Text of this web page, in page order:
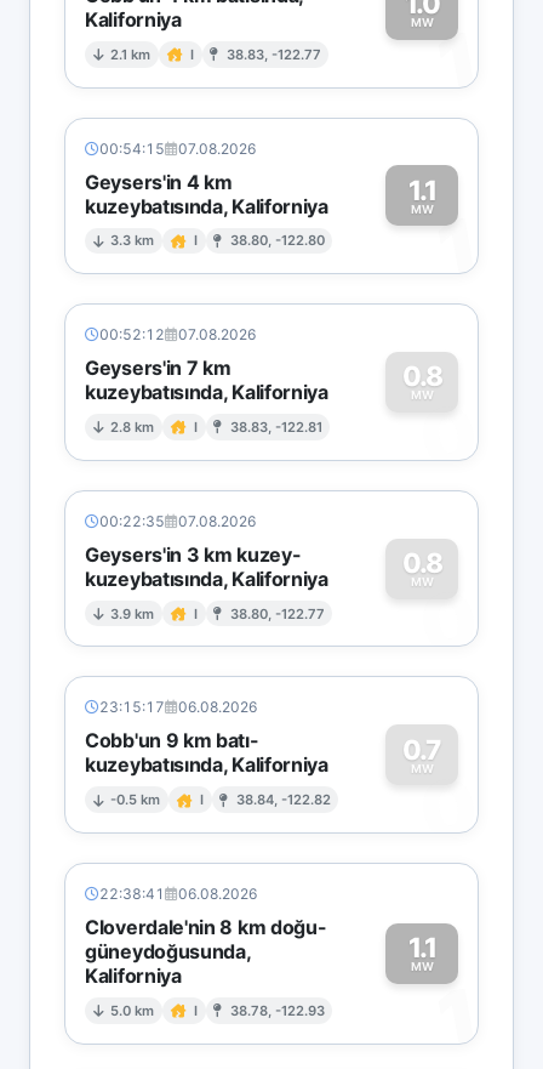
Kaliforniya
2.1 km I 38.83, -122.77
MW1
00:54:15 07.08.2026
Geysers'in 4 km
kuzeybatısında, Kaliforniya
3.3 km I 38.80, -122.80
1.1
MW1
00:52:12 07.08.2026
Geysers'in 7 km
kuzeybatısında, Kaliforniya
2.8 km I 38.83, -122.81
0.8
MW
0
00:22:35 07.08.2026
Geysers'in 3 km kuzey-
kuzeybatısında, Kaliforniya
3.9 km I 38.80, -122.77
0.8
MW
0
23:15:17 06.08.2026
Cobb'un 9 km batı-
kuzeybatısında, Kaliforniya
-0.5 km I 38.84, -122.82
0.7
MW
0
22:38:41 06.08.2026
Cloverdale'nin 8 km doğu-
güneydoğusunda,
Kaliforniya
5.0 km I 38.78, -122.93
1.1
MW
1